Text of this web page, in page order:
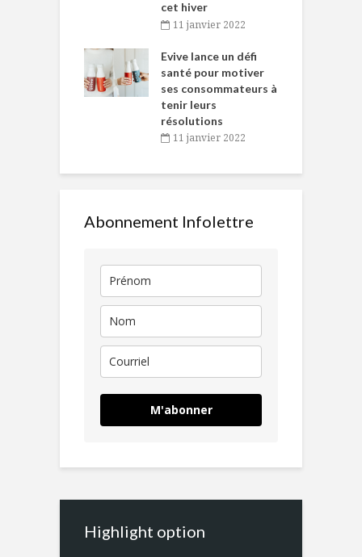
cet hiver
11 janvier 2022
Evive lance un défi
santé pour motiver
ses consommateurs à
tenir leurs
résolutions
11 janvier 2022
Abonnement Infolettre
M'abonner
Highlight option